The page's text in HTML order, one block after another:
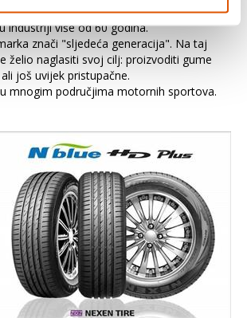
ekonomičnih guma.
industriji više od 60 godina.
znači "sljedeća generacija". Na taj
želio naglasiti svoj cilj: proizvoditi gume
još uvijek pristupačne.
mnogim područjima motornih sportova.